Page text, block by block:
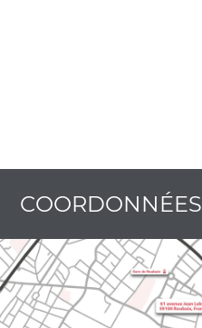
COORDONNÉES